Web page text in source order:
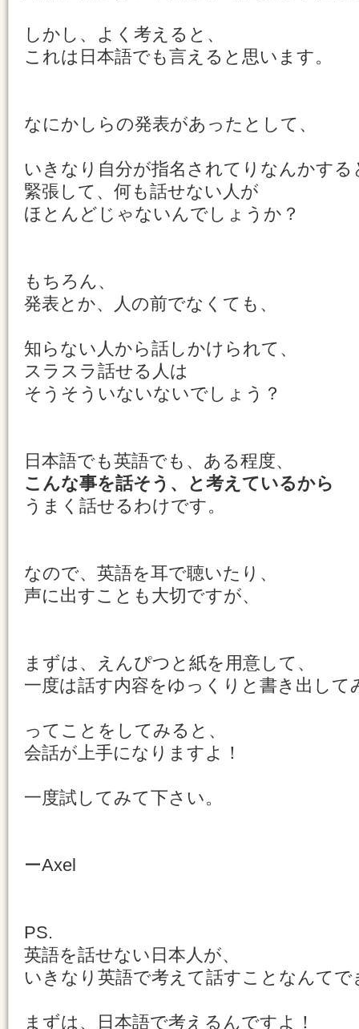
しかし、よく考えると、
これは日本語でも言えると思います。
なにかしらの発表があったとして、
いきなり自分が指名されてりなんかする
緊張して、何も話せない人が
ほとんどじゃないんでしょうか？
もちろん、
発表とか、人の前でなくても、
知らない人から話しかけられて、
スラスラ話せる人は
そうそういないないでしょう？
日本語でも英語でも、ある程度、
こんな事を話そう、と考えているから
うまく話せるわけです。
なので、英語を耳で聴いたり、
声に出すことも大切ですが、
まずは、えんぴつと紙を用意して、
一度は話す内容をゆっくりと書き出して
ってことをしてみると、
会話が上手になりますよ！
一度試してみて下さい。
ーAxel
PS.
英語を話せない日本人が、
いきなり英語で考えて話すことなんてで
まずは、日本語で考えるんですよ！